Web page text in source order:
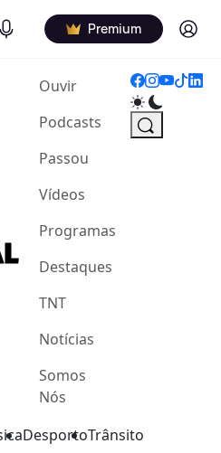
Podcasts Premium Log in
Ouvir(current)
Podcasts
Passou
Vídeos
Programas
Destaques
TNT
Notícias
Somos
Nós
DesportoTrânsito